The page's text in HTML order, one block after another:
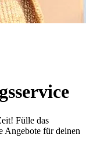
Fülle das
Angebote für deinen